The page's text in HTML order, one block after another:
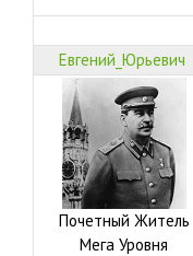
Евгений_Юрьевич
Почетный Житель
Мега Уровня